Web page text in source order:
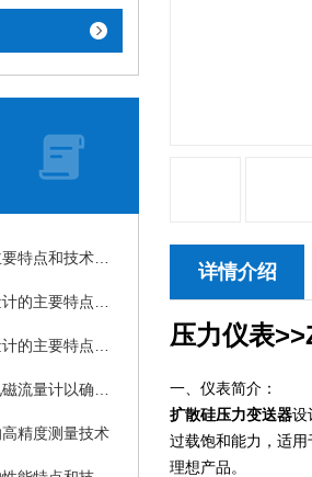
精度测量技术
详情介绍
压力仪表
一、仪表简介：
扩散硅压力变送器设
过载饱和能力，适
理想产品。